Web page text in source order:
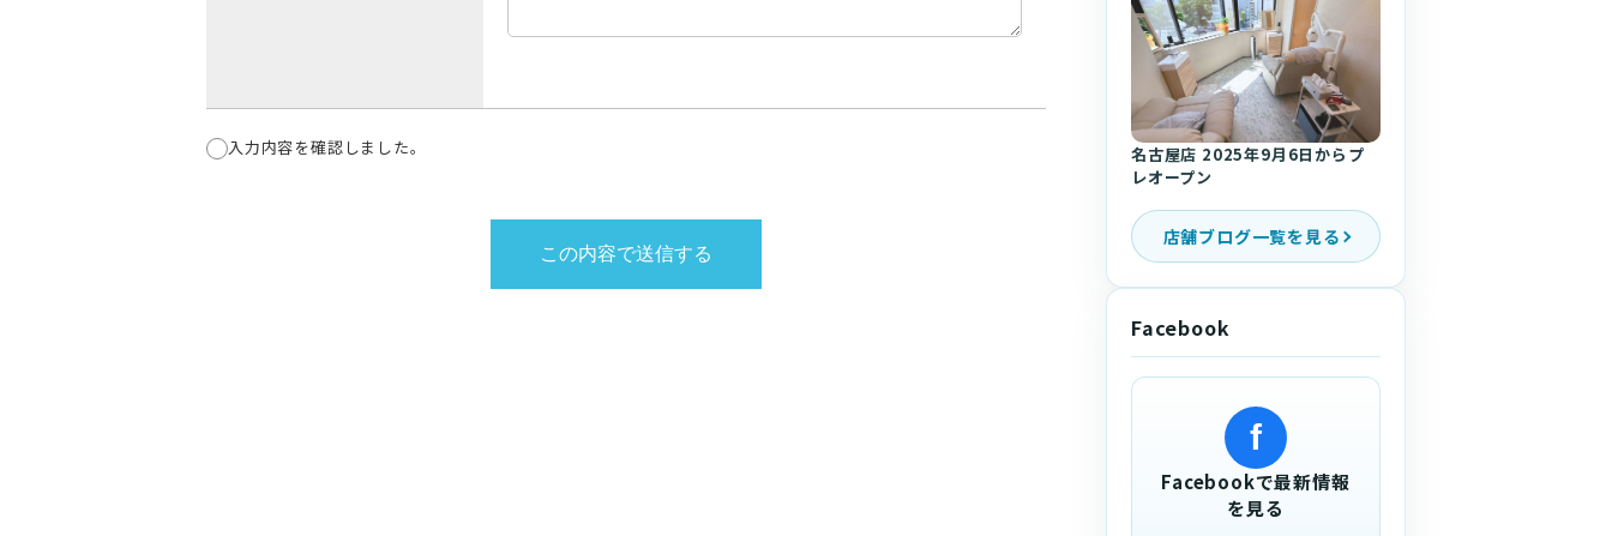
入力内容を確認しました。
名古屋店 2025年9月6日からプ
レオープン
店舗ブログ一覧を見る
Facebook
f
Facebookで最新情報
を見る